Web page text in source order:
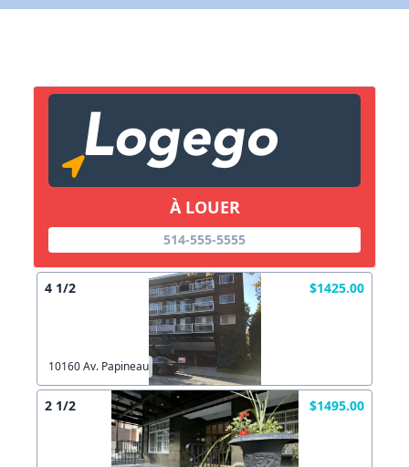
À LOUER
514-555-5555
4 1/2 $1425.00
10160 Av. Papineau
2 1/2 $1495.00
Lien vers inscription (sera inclus dans courriel)
Copier lien
X Fermer Envoyez